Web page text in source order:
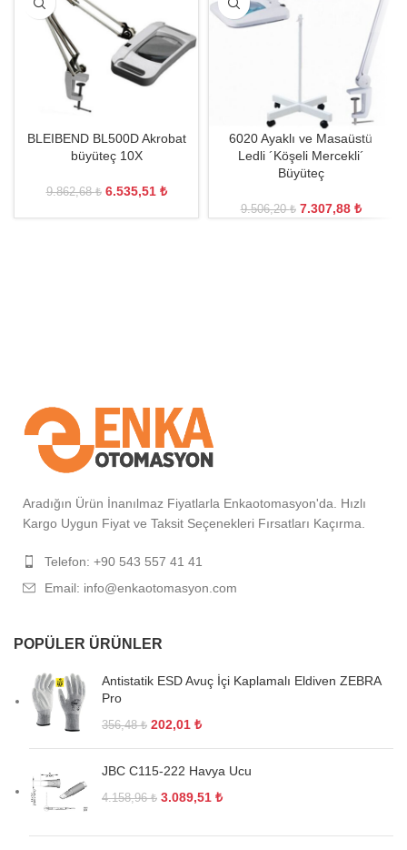
BLEIBEND BL500D Akrobat
büyüteç 10X
9.862,68₺ 6.535,51 ₺
6020 Ayaklı ve Masaüstü
Ledli ´Köşeli Mercekli´
Büyüteç
9.506,20₺ 7.307,88 ₺
Aradığın Ürün İnanılmaz Fiyatlarla Enkaotomasyon'da. Hızlı
Kargo Uygun Fiyat ve Taksit Seçenekleri Fırsatları Kaçırma.
Telefon: +90 543 557 41 41
Email: info@enkaotomasyon.com
POPÜLER ÜRÜNLER
Antistatik ESD Avuç İçi Kaplamalı Eldiven ZEBRA
Pro
356,48₺ 202,01 ₺
JBC C115-222 Havya Ucu
4.158,96₺ 3.089,51 ₺